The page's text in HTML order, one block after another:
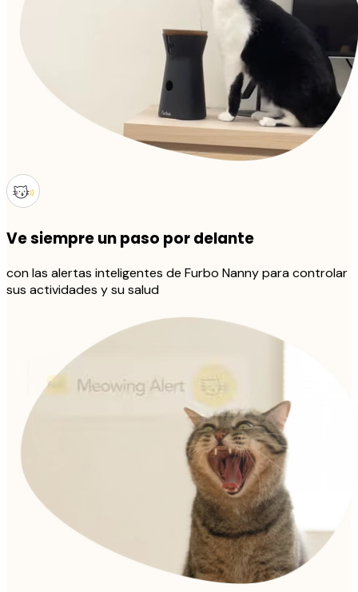
Ve siempre un paso por delante
con las alertas inteligentes de Furbo Nanny para controlar
sus actividades y su salud